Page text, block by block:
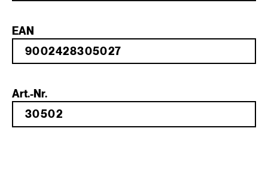
EAN
Art.-Nr.